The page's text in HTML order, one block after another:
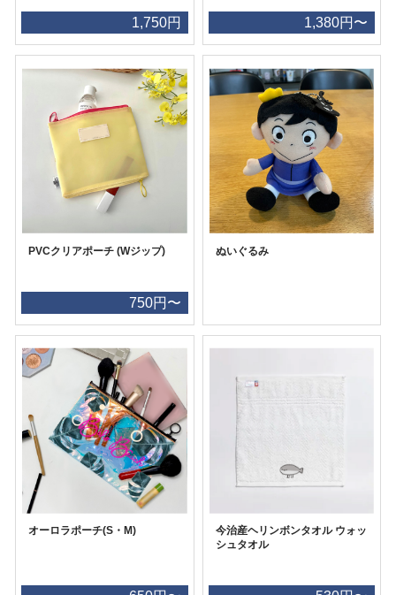
1,750円 1,380円〜
PVCクリアポーチ (Wジップ)
750円〜
ぬいぐるみ
オーロラポーチ(S・M)
今治産ヘリンボンタオル ウォッ
シュタオル